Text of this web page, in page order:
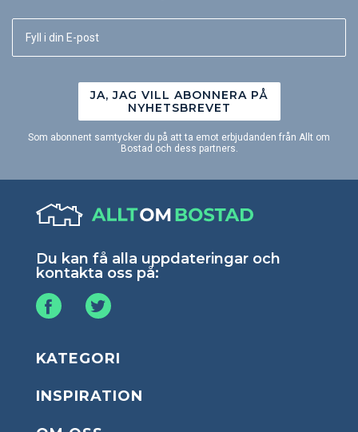
JA, JAG VILL ABONNERA PÅ
NYHETSBREVET
Som abonnent samtycker du på att ta emot erbjudanden från Allt om
Bostad och dess partners.
Du kan få alla uppdateringar och
kontakta oss på:
KATEGORI
INSPIRATION